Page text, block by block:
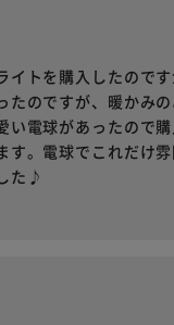
イトを購入したので
たのですが、暖かみ
い電球があったので
す。電球でこれだけ
た♪